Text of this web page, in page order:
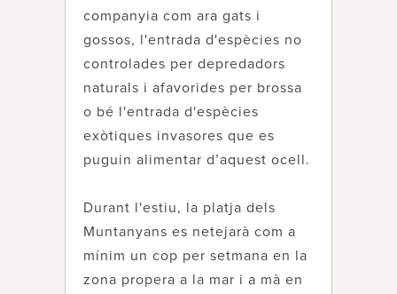
companyia com ara gats i
gossos, l'entrada d'espècies no
controlades per depredadors
naturals i afavorides per brossa
o bé l'entrada d'espècies
exòtiques invasores que es
puguin alimentar d’aquest ocell.
Durant l'estiu, la platja dels
Muntanyans es netejarà com a
mínim un cop per setmana en la
zona propera a la mar i a mà en